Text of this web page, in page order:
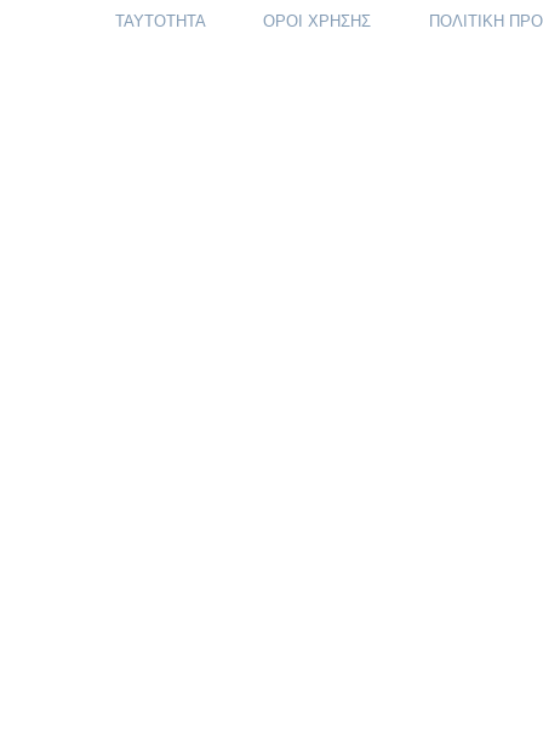
ΤΑΥΤΟΤΗΤΑ ΟΡΟΙ ΧΡΗΣΗΣ ΠΟΛΙΤΙΚΗ